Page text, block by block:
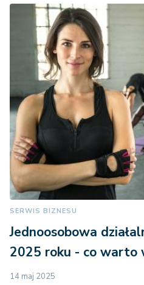
SERWIS BIZNESU
Jednoosobowa
2025 roku - co warto
14 maj 2025